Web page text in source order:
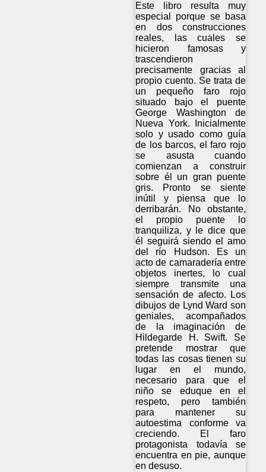
Este libro resulta muy
especial porque se basa
en dos construcciones
reales, las cuales se
hicieron famosas y
trascendieron
precisamente gracias al
propio cuento. Se trata de
un pequeño faro rojo
situado bajo el puente
George Washington de
Nueva York. Inicialmente
solo y usado como guía
de los barcos, el faro rojo
se asusta cuando
comienzan a construir
sobre él un gran puente
gris. Pronto se siente
inútil y piensa que lo
derribarán. No obstante,
el propio puente lo
tranquiliza, y le dice que
él seguirá siendo el amo
del río Hudson. Es un
acto de camaradería entre
objetos inertes, lo cual
siempre transmite una
sensación de afecto. Los
dibujos de Lynd Ward son
geniales, acompañados
de la imaginación de
Hildegarde H. Swift. Se
pretende mostrar que
todas las cosas tienen su
lugar en el mundo,
necesario para que el
niño se eduque en el
respeto, pero también
para mantener su
autoestima conforme va
creciendo. El faro
protagonista todavía se
encuentra en pie, aunque
en desuso.